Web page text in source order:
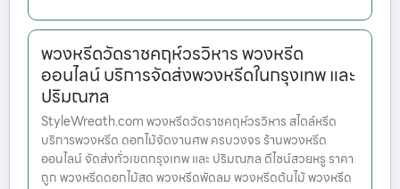
พวงหรีดวัดราชคฤห์วรวิหาร พวงหรีด
ออนไลน์ บริการจัดส่งพวงหรีดในกรุงเทพ และ
ปริมณฑล
StyleWreath.com พวงหรีดวัดราชคฤห์วรวิหาร สไตล์หรีด
บริการพวงหรีด ดอกไม้จัดงานศพ ครบวงจร ร้านพวงหรีด
ออนไลน์ จัดส่งทั่วเขตกรุงเทพ และ ปริมณฑล ดีไซน์สวยหรู ราคา
ถูก พวงหรีดดอกไม้สด พวงหรีดพัดลม พวงหรีดต้นไม้ พวงหรีด